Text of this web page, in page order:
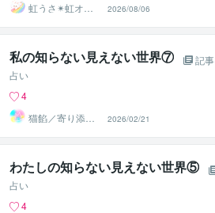
虹うさ✴︎虹オフ
ィス
2026/08/06
私の知らない見えない世界⑦
記事
占い
4
猫餡／寄り添う
守護霊さんから
のメッセージ
2026/02/21
わたしの知らない見えない世界⑤
占い
4